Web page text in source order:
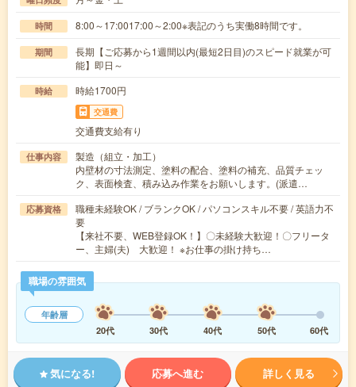
時間 8:00～17:0017:00～2:00※表記のうち実働8時間です。
期間
長期【ご応募から1週間以内(最短2日目)のスピード就業が可
能】即日～
時給 時給1700円
交通費
交通費支給有り
仕事内容
製造（組立・加工）
内壁材の寸法測定、塗料の配合、塗料の補充、品質チェッ
ク、表面検査、積み込み作業をお願いします。(派遣…
応募資格
職種未経験OK / ブランクOK / パソコンスキル不要 / 英語力不
要
【来社不要、WEB登録OK！】〇未経験大歓迎！〇フリータ
ー、主婦(夫) 大歓迎！ ※お仕事の掛け持ち…
職場の雰囲気
年齢層
20代
30代 40代 50代 60代
気になる! 応募へ進む 詳しく見る